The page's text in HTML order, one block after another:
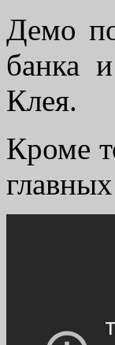
Демо
банка
Клея.
Кроме